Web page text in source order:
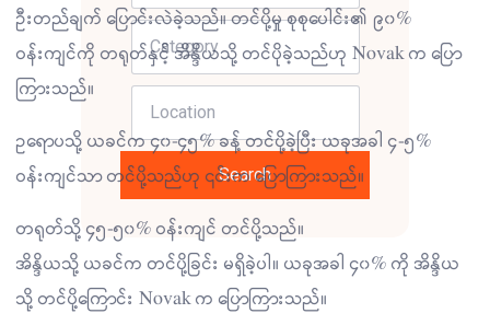
Search
ဦးတည်ချက် ပြောင်းလဲခဲ့သည်။ တင်ပို့မှု စုစုပေါင်း၏ ၉၀%
ဝန်းကျင်ကို တရုတ်နှင့် အိန္ဒိယသို့ တင်ပိုခဲ့သည်ဟု Novak က ပြော
ကြားသည်။
ဥရောပသို့ ယခင်က ၄၀-၄၅% ခန့် တင်ပို့ခဲ့ပြီး ယခုအခါ ၄-၅%
ဝန်းကျင်သာ တင်ပို့သည်ဟု ၎င်းက ပြောကြားသည်။
တရုတ်သို့ ၄၅-၅၀% ဝန်းကျင် တင်ပို့သည်။
အိန္ဒိယသို့ ယခင်က တင်ပို့ခြင်း မရှိခဲ့ပါ။ ယခုအခါ ၄၀% ကို အိန္ဒိယ
သို့ တင်ပို့ကြောင်း Novak က ပြောကြားသည်။